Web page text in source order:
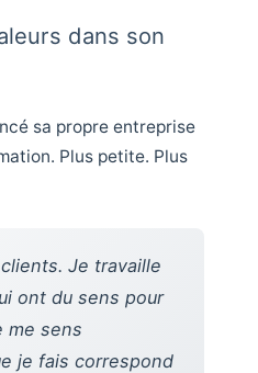
dans son
sa propre entreprise
Plus petite. Plus
Je travaille
ont du sens pour
me sens
je fais correspond